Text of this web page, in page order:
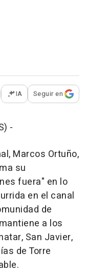
opciones para
IA Seguir en
-
Marcos Ortuño,
su
fuera" en lo
en el canal
de
a los
San Javier,
de Torre